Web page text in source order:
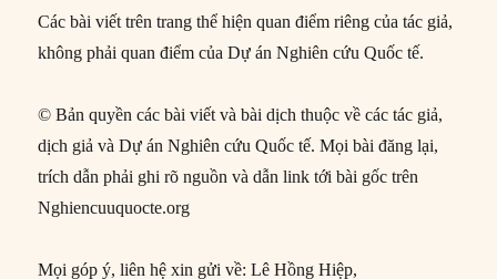
Các bài viết trên trang thể hiện quan điểm riêng của tác giả,
không phải quan điểm của Dự án Nghiên cứu Quốc tế.
© Bản quyền các bài viết và bài dịch thuộc về các tác giả,
dịch giả và Dự án Nghiên cứu Quốc tế. Mọi bài đăng lại,
trích dẫn phải ghi rõ nguồn và dẫn link tới bài gốc trên
Nghiencuuquocte.org
Mọi góp ý, liên hệ xin gửi về: Lê Hồng Hiệp,